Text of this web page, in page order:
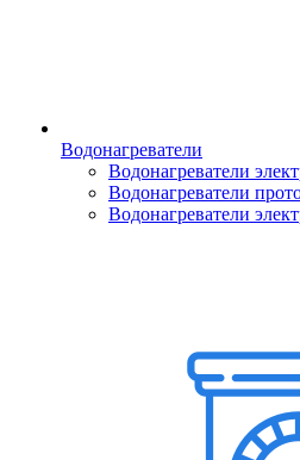
Водонагреватели
Водонагреватели
Водонагреватели
Водонагреватели